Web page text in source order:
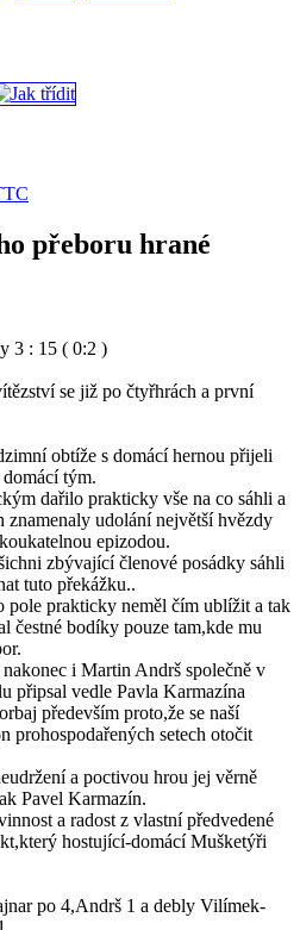
přeboru hrané
3 : 15 ( 0:2 )
se již po čtyřhrách a první
obtíže s domácí hernou přijeli
tým.
dařilo prakticky vše na co sáhli a
znamenaly udolání největší hvězdy
epizodou.
zbývající členové posádky sáhli
tuto překážku..
prakticky neměl čím ublížit a tak
čestné bodíky pouze tam,kde mu
i Martin Andrš společně v
připsal vedle Pavla Karmazína
především proto,že se naší
prohospodařených setech otočit
a poctivou hrou jej věrně
Pavel Karmazín.
a radost z vlastní předvedené
hostující-domácí Mušketýři
po 4,Andrš 1 a debly Vilímek-